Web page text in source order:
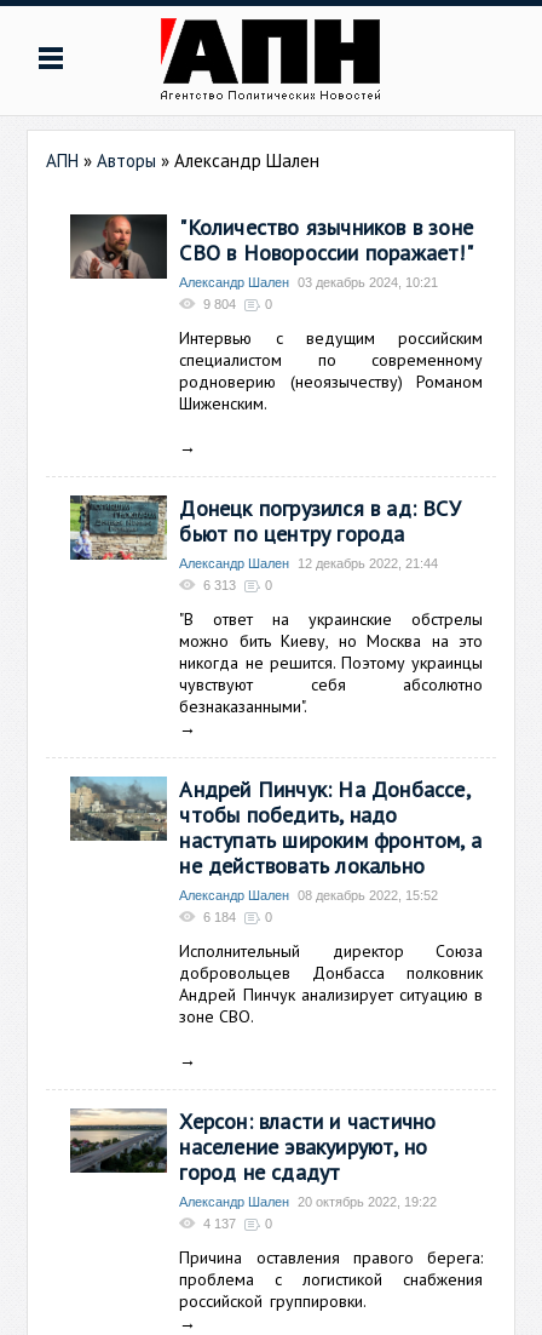
АПН »Авторы »Александр Шален
"Количество язычников в зоне
СВО в Новороссии поражает!"
Александр Шален
03 декабрь 2024, 10:21
9 804
0
Интервью с ведущим российским
специалистом по современному
родноверию (неоязычеству) Романом
Шиженским.
→
Донецк погрузился в ад: ВСУ
бьют по центру города
Александр Шален
12 декабрь 2022, 21:44
6 313
0
"В ответ на украинские обстрелы
можно бить Киеву, но Москва на это
никогда не решится. Поэтому украинцы
чувствуют себя абсолютно
безнаказанными".
→
Андрей Пинчук: На Донбассе,
чтобы победить, надо
наступать широким фронтом, а
не действовать локально
Александр Шален
08 декабрь 2022, 15:52
6 184
0
Исполнительный директор Союза
добровольцев Донбасса полковник
Андрей Пинчук анализирует ситуацию в
зоне СВО.
→
Херсон: власти и частично
население эвакуируют, но
город не сдадут
Александр Шален
20 октябрь 2022, 19:22
4 137
0
Причина оставления правого берега:
проблема с логистикой снабжения
российской группировки.
→